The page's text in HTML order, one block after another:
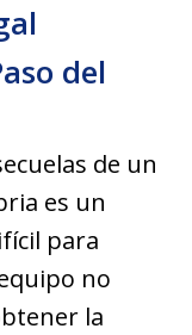
del
de un
es un
para
no
la